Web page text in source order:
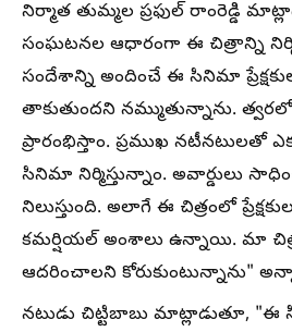
నిర్మాత తుమ్మల ప్రఫుల్ రాంరెడ్డి
సంఘటనల ఆధారంగా ఈ చిత్రాన్ని
సందేశాన్ని అందించే ఈ సినిమా
తాకుతుందని నమ్ముతున్నాను.
ప్రారంభిస్తాం. ప్రముఖ నటీనటులతో
సినిమా నిర్మిస్తున్నాం. అవార్డులు
నిలుస్తుంది. అలాగే ఈ చిత్రంలో
కమర్షియల్ అంశాలు ఉన్నాయి. మా
ఆదరించాలని కోరుకుంటున్నాను"
నటుడు చిట్టిబాబు మాట్లాడుతూ,